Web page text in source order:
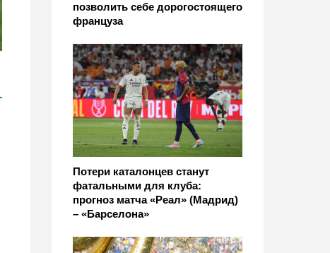
позволить себе дорогостоящего
француза
Потери каталонцев станут
фатальными для клуба:
прогноз матча «Реал» (Мадрид)
– «Барселона»